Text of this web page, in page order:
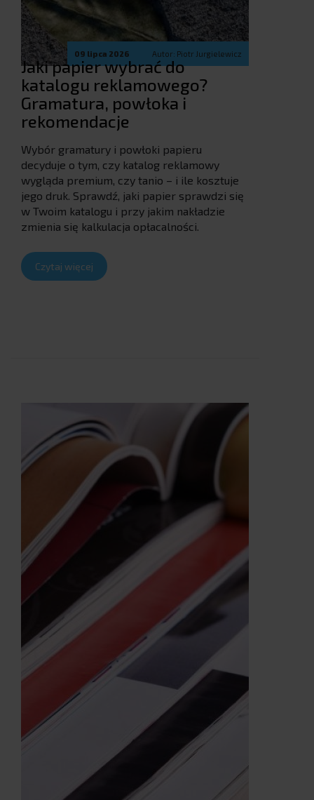
09 lipca 2026 Autor: Piotr Jurgielewicz
Jaki papier wybrać do
katalogu reklamowego?
Gramatura, powłoka i
rekomendacje
Wybór gramatury i powłoki papieru
decyduje o tym, czy katalog reklamowy
wygląda premium, czy tanio – i ile kosztuje
jego druk. Sprawdź, jaki papier sprawdzi się
w Twoim katalogu i przy jakim nakładzie
zmienia się kalkulacja opłacalności.
Czytaj więcej